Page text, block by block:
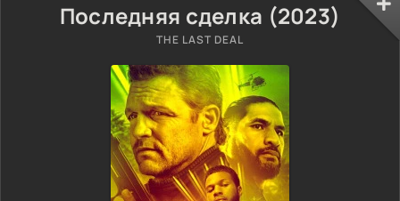
Последняя сделка (2023)
THE LAST DEAL